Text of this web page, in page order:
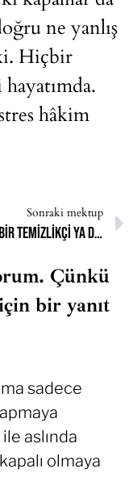
ne yanlış
Hiçbir
hâkim
Sonraki mektup
Bir aşçı, bir temizlikçi ya da karın tokluğuna çalışan bir fahişe.
Çünkü
bir yanıt
sadece
ile aslında
olmaya